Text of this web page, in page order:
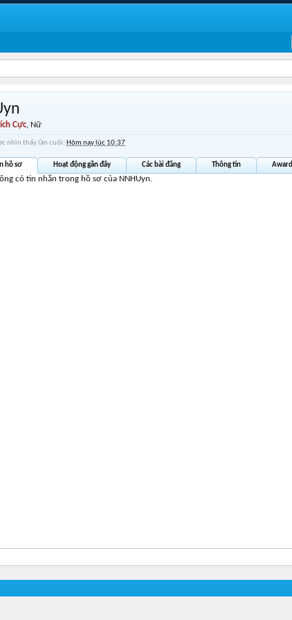
Cực, Nữ
nhìn thấy lần cuối: Hôm nay lúc 10:37
hồ sơ Hoạt động gần đây Các bài đăng Thông tin
có tin nhắn trong hồ sơ của NNHUyn.